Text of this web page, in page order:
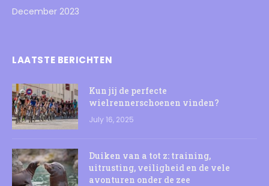
December 2023
LAATSTE BERICHTEN
Kun jij de perfecte
wielrennerschoenen vinden?
July 16, 2025
Duiken van a tot z: training,
uitrusting, veiligheid en de vele
avonturen onder de zee